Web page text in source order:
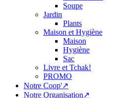
Soupe
Jardin
Plants
Maison et Hygiène
Maison
Hygiène
Sac
Livre et Tchak!
PROMO
Notre Coop'↗
Notre Organisation↗